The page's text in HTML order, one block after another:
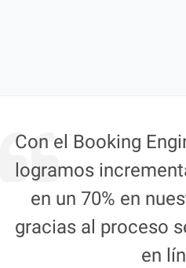
Con el Booking
logramos
en un 70% en
gracias al proceso
en